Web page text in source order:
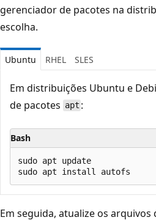
gerenciador de pacotes na
escolha.
Ubuntu RHEL SLES
Em distribuições Ubuntu e
de pacotes apt :
Bash
sudo apt update
Em seguida, atualize os